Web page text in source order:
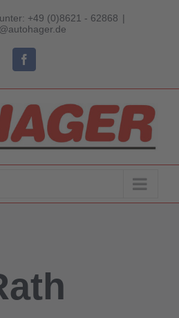
+49 (0)8621 - 62868 |
Facebook